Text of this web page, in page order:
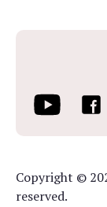
Copyright ©
reserved.